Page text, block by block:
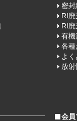
密
RI
RI
有機
各種
よ
放
会員